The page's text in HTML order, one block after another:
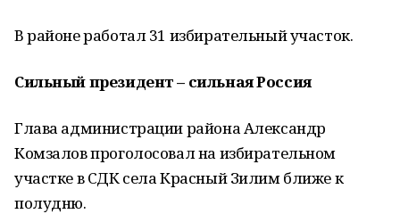
В районе работал 31 избирательный участок.
Сильный президент – сильная Россия
Глава администрации района Александр
Комзалов проголосовал на избирательном
участке в СДК села Красный Зилим ближе к
полудню.